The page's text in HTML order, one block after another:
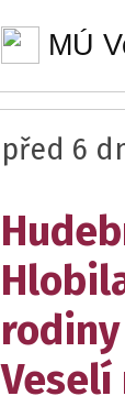
MÚ
před 6
Veselí